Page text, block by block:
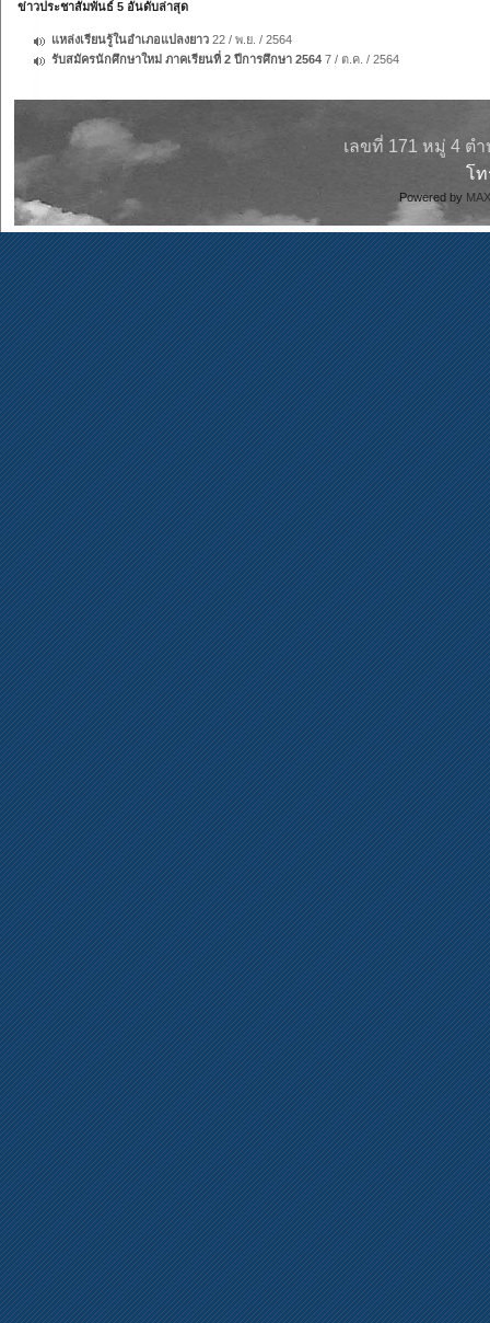
ข่าวประชาสัมพันธ์ 5 อันดับล่าสุด
แหล่งเรียนรู้ในอำเภอแปลงยาว 22 / พ.ย. / 2564
รับสมัครนักศึกษาใหม่ ภาคเรียนที่ 2 ปีการศึกษา 2564 7 / ต.ค. / 2564
เลขที่ 171 หมู่ 4 ต
โ
Powered by